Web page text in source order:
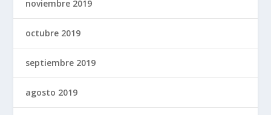
noviembre 2019
octubre 2019
septiembre 2019
agosto 2019